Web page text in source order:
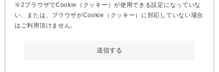
※2ブラウザでCookie（クッキー）が使用できる設定になっていな
い、または、ブラウザがCookie（クッキー）に対応していない場合
はご利用頂けません。